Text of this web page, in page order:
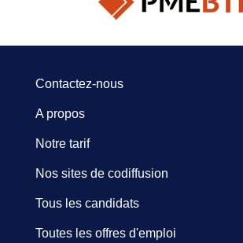
Contactez-nous
A propos
Notre tarif
Nos sites de codiffusion
Tous les candidats
Toutes les offres d'emploi